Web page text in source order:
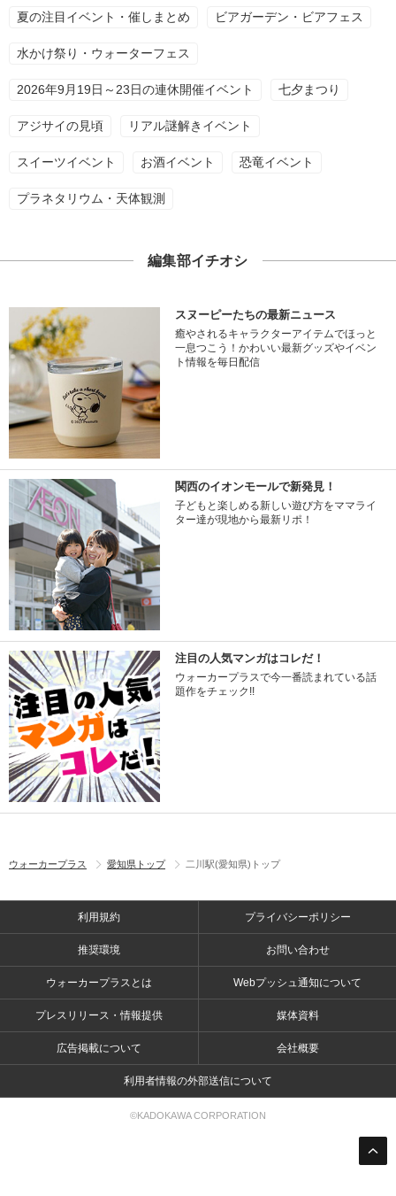
夏の注目イベント・催しまとめ ビアガーデン・ビアフェス
水かけ祭り・ウォーターフェス
2026年9月19日～23日の連休開催イベント 七夕まつり
アジサイの見頃 リアル謎解きイベント
スイーツイベント お酒イベント 恐竜イベント
プラネタリウム・天体観測
編集部イチオシ
スヌーピーたちの最新ニュース
癒やされるキャラクターアイテムでほっと
一息つこう！かわいい最新グッズやイベン
ト情報を毎日配信
関西のイオンモールで新発見！
子どもと楽しめる新しい遊び方をママライ
ター達が現地から最新リポ！
注目の人気マンガはコレだ！
ウォーカープラスで今一番読まれている話
題作をチェック!!
ウォーカープラス 愛知県トップ 二川駅(愛知県)トップ
利用規約 プライバシーポリシー
推奨環境 お問い合わせ
ウォーカープラスとは Webプッシュ通知について
プレスリリース・情報提供 媒体資料
広告掲載について 会社概要
利用者情報の外部送信について
©KADOKAWA CORPORATION